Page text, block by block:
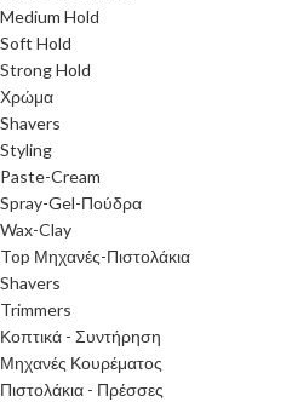
Medium Hold
Soft Hold
Strong Hold
Χρώμα
Shavers
Styling
Paste-Cream
Spray-Gel-Πούδρα
Wax-Clay
Top Μηχανές-Πιστολάκια
Shavers
Trimmers
Κοπτικά - Συντήρηση
Μηχανές Κουρέματος
Πιστολάκια - Πρέσσες